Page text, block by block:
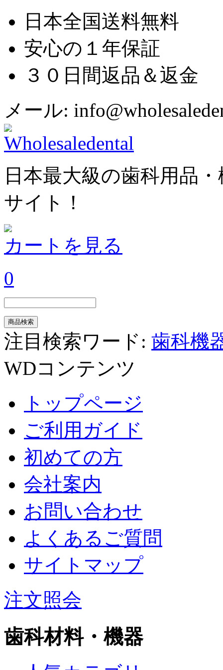
日本全国送料無料
安心の１年保証
３０日間返品＆返金
メール:
日本最大級の歯科用品
サイト！
カートを見る
0
注目検索ワード: 歯科機
WDコンテンツ
トップページ
ご利用ガイド
初めての方
会社案内
お問い合わせ
よくあるご質問
サイトマップ
注文照会
歯科材料・機器